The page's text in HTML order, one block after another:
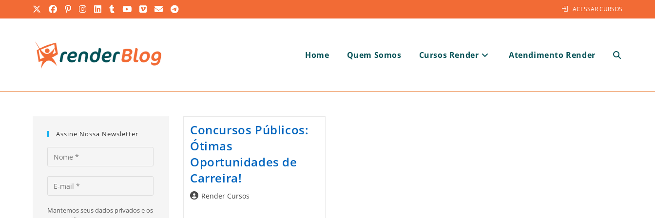
para
ACESSAR CURSOS
Home Quem Somos Cursos Render Atendimento Render Alternar
Concursos Públicos:
Ótimas
Oportunidades de
Carreira!
AutorRender Cursos
Assine Nossa Newsletter
Mantemos seus dados privados e os